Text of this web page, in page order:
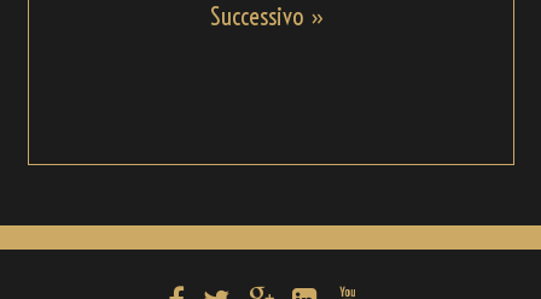
Successivo »